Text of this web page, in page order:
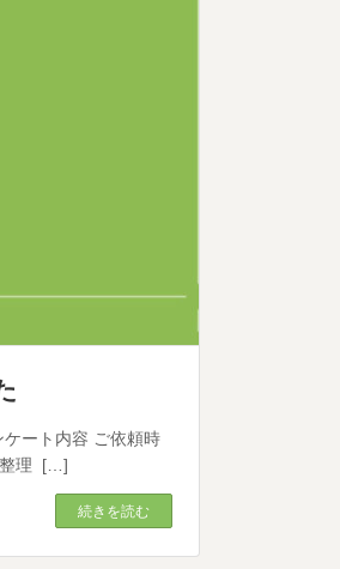
ート内容 ご依頼時
整理 […]
続きを読む